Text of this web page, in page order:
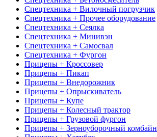
Спецтехника + Вилочный погрузчик
Спецтехника + Прочее оборудование
Спецтехника + Сеялка
Спецтехника + Минивэн
Спецтехника + Самосвал
Спецтехника + Фургон
Прицепы + Кроссовер
Прицепы + Пикап
Прицепы + Внедорожник
Прицепы + Опрыскиватель
Прицепы + Купе
Прицепы + Колесный трактор
Прицепы + Грузовой фургон
Прицепы + Зерноуборочный комбайн